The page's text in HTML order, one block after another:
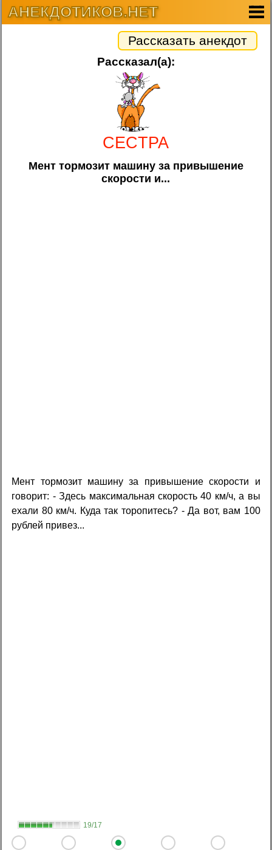
АНЕКДОТИКОВ.НЕТ
Рассказать анекдот
Рассказал(а):
CECTPA
Мент тормозит машину за привышение
скорости и...
Мент тормозит машину за привышение скорости и
говорит: - Здесь максимальная скорость 40 км/ч, а вы
ехали 80 км/ч. Куда так торопитесь? - Да вот, вам 100
рублей привез...
19/17